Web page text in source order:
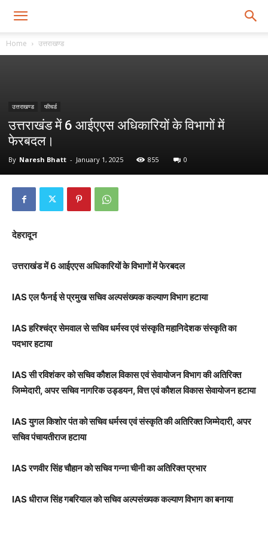
Home उत्तराखण्ड
उत्तराखण्ड फीचर्ड
उत्तराखंड में 6 आईएएस अधिकारियों के विभागों में
फेरबदल।
By Naresh Bhatt - January 1, 2025 855 0
देहरादून
उत्तराखंड में 6 आईएएस अधिकारियों के विभागों में फेरबदल
IAS एल फैनई से प्रमुख सचिव अल्पसंख्यक कल्याण विभाग हटाया
IAS हरिश्चंद्र सेमवाल से सचिव धर्मस्व एवं संस्कृति महानिदेशक संस्कृति का
पदभार हटाया
IAS सी रविशंकर को सचिव कौशल विकास एवं सेवायोजन विभाग की अतिरिक्त
जिम्मेदारी, अपर सचिव नागरिक उड्डयन, वित्त एवं कौशल विकास सेवायोजन हटाया
IAS युगल किशोर पंत को सचिव धर्मस्व एवं संस्कृति की अतिरिक्त जिम्मेदारी, अपर
सचिव पंचायतीराज हटाया
IAS रणवीर सिंह चौहान को सचिव गन्ना चीनी का अतिरिक्त प्रभार
IAS धीराज सिंह गबरियाल को सचिव अल्पसंख्यक कल्याण विभाग का बनाया